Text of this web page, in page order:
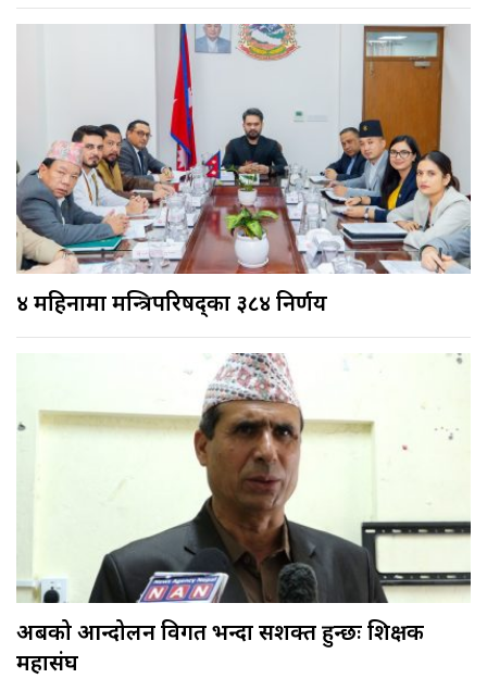
४ महिनामा मन्त्रिपरिषद्का ३८४ निर्णय
अबको आन्दोलन विगत भन्दा सशक्त हुन्छः शिक्षक
महासंघ